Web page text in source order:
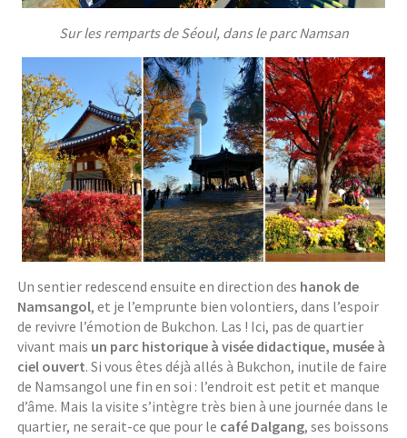
Sur les remparts de Séoul, dans le parc Namsan
Un sentier redescend ensuite en direction des hanok de
Namsangol, et je l’emprunte bien volontiers, dans l’espoir
de revivre l’émotion de Bukchon. Las ! Ici, pas de quartier
vivant mais un parc historique à visée didactique, musée à
ciel ouvert. Si vous êtes déjà allés à Bukchon, inutile de faire
de Namsangol une fin en soi : l’endroit est petit et manque
d’âme. Mais la visite s’intègre très bien à une journée dans le
quartier, ne serait-ce que pour le café Dalgang, ses boissons